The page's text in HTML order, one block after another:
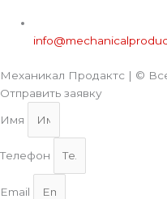
Механикал Продактс | ©
Отправить заявку
Имя
Телефон
Email